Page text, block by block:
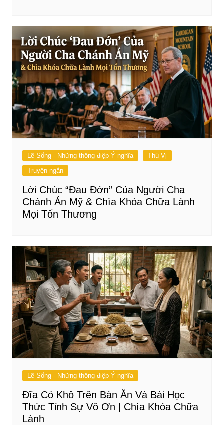
Lẽ Sống - Những thông điệp Ý nghĩa
Thú Vị
Truyện ngắn
Lời Chúc “Đau Đớn” Của Người Cha
Chánh Án Mỹ & Chìa Khóa Chữa Lành
Mọi Tổn Thương
Lẽ Sống - Những thông điệp Ý nghĩa
Đĩa Cỏ Khô Trên Bàn Ăn Và Bài Học
Thức Tỉnh Sự Vô Ơn | Chìa Khóa Chữa
Lành